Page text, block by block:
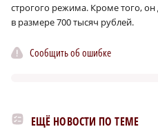
строгого режима. Кроме того,
в размере 700 тысяч рублей.
Сообщить об ошибке
ЕЩЁ НОВОСТИ ПО ТЕМЕ